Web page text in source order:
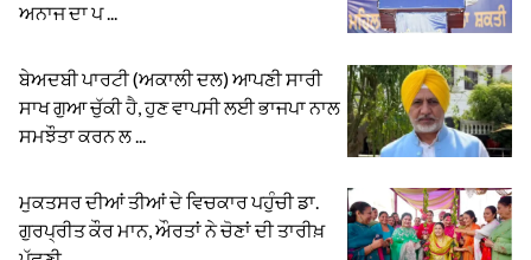
ਅਨਾਜ ਦਾ ਪ ...
ਬੇਅਦਬੀ ਪਾਰਟੀ (ਅਕਾਲੀ ਦਲ) ਆਪਣੀ ਸਾਰੀ
ਸਾਖ ਗੁਆ ਚੁੱਕੀ ਹੈ, ਹੁਣ ਵਾਪਸੀ ਲਈ ਭਾਜਪਾ ਨਾਲ
ਸਮਝੌਤਾ ਕਰਨ ਲ ...
ਮੁਕਤਸਰ ਦੀਆਂ ਤੀਆਂ ਦੇ ਵਿਚਕਾਰ ਪਹੁੰਚੀ ਡਾ.
ਗੁਰਪ੍ਰੀਤ ਕੌਰ ਮਾਨ, ਔਰਤਾਂ ਨੇ ਚੋਣਾਂ ਦੀ ਤਾਰੀਖ਼